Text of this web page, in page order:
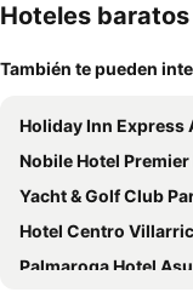
Hoteles
También te pueden
Holiday Inn Express Asuncion
Nobile Hotel Premier
Yacht & Golf Club Paraguayo, a Tribute
Hotel Centro
Palmaroga Hotel Asuncion, Tapestry